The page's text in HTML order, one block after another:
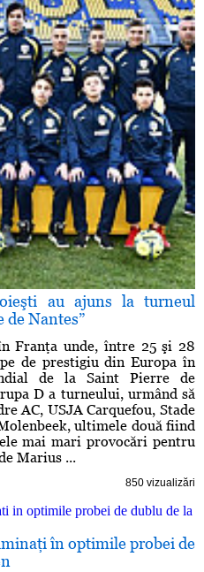
au ajuns la turneul
de Nantes”
Franţa unde, între 25 şi 28
de prestigiu din Europa în
de la Saint Pierre de
D a turneului, urmând să
AC, USJA Carquefou, Stade
ultimele două fiind
mai mari provocări pentru
Marius ...
850 vizualizări
în optimile probei de